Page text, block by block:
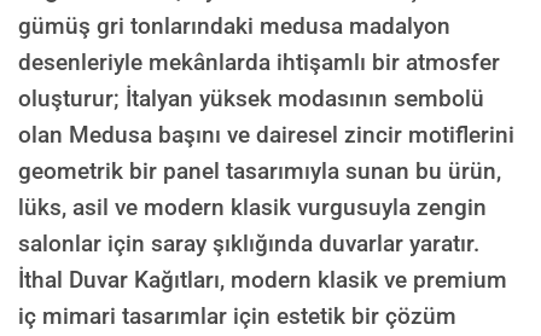
gümüş gri tonlarındaki medusa madalyon
desenleriyle mekânlarda ihtişamlı bir atmosfer
oluşturur; İtalyan yüksek modasının sembolü
olan Medusa başını ve dairesel zincir motiflerini
geometrik bir panel tasarımıyla sunan bu ürün,
lüks, asil ve modern klasik vurgusuyla zengin
salonlar için saray şıklığında duvarlar yaratır.
İthal Duvar Kağıtları, modern klasik ve premium
iç mimari tasarımlar için estetik bir çözüm